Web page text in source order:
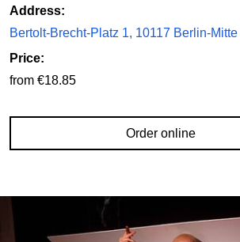
Address:
Bertolt-Brecht-Platz 1, 10117 Berlin-Mitte
Price:
from €18.85
Order online